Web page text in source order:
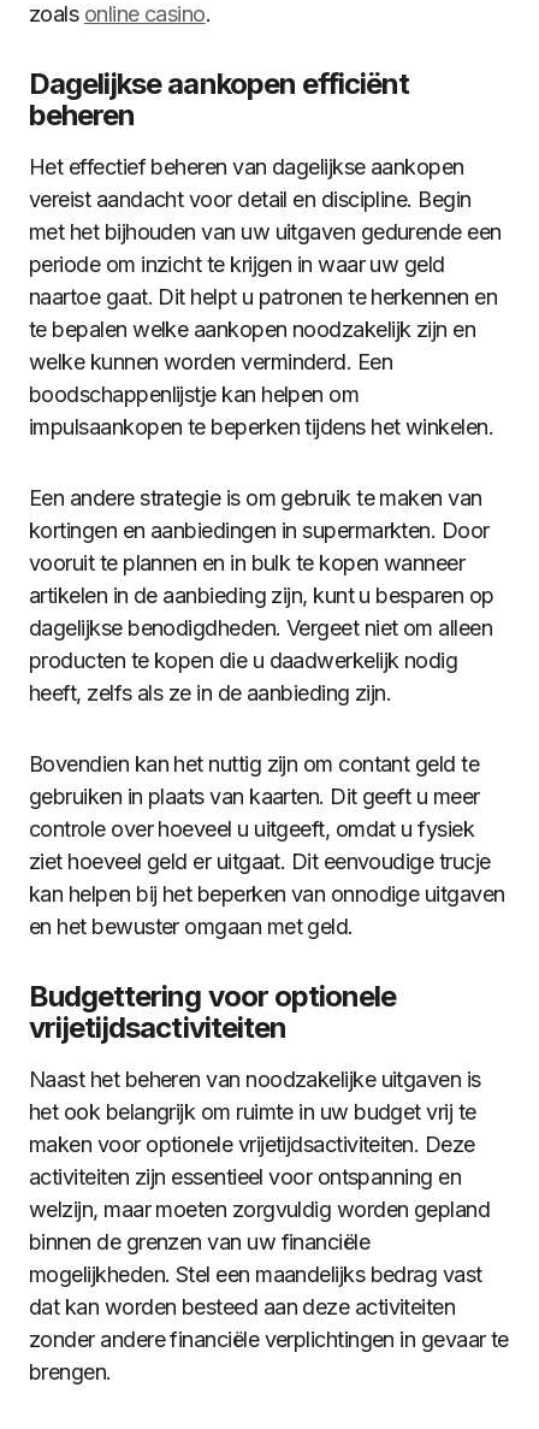
zoals online casino.
Dagelijkse aankopen efficiënt
beheren
Het effectief beheren van dagelijkse aankopen
vereist aandacht voor detail en discipline. Begin
met het bijhouden van uw uitgaven gedurende een
periode om inzicht te krijgen in waar uw geld
naartoe gaat. Dit helpt u patronen te herkennen en
te bepalen welke aankopen noodzakelijk zijn en
welke kunnen worden verminderd. Een
boodschappenlijstje kan helpen om
impulsaankopen te beperken tijdens het winkelen.
Een andere strategie is om gebruik te maken van
kortingen en aanbiedingen in supermarkten. Door
vooruit te plannen en in bulk te kopen wanneer
artikelen in de aanbieding zijn, kunt u besparen op
dagelijkse benodigdheden. Vergeet niet om alleen
producten te kopen die u daadwerkelijk nodig
heeft, zelfs als ze in de aanbieding zijn.
Bovendien kan het nuttig zijn om contant geld te
gebruiken in plaats van kaarten. Dit geeft u meer
controle over hoeveel u uitgeeft, omdat u fysiek
ziet hoeveel geld er uitgaat. Dit eenvoudige trucje
kan helpen bij het beperken van onnodige uitgaven
en het bewuster omgaan met geld.
Budgettering voor optionele
vrijetijdsactiviteiten
Naast het beheren van noodzakelijke uitgaven is
het ook belangrijk om ruimte in uw budget vrij te
maken voor optionele vrijetijdsactiviteiten. Deze
activiteiten zijn essentieel voor ontspanning en
welzijn, maar moeten zorgvuldig worden gepland
binnen de grenzen van uw financiële
mogelijkheden. Stel een maandelijks bedrag vast
dat kan worden besteed aan deze activiteiten
zonder andere financiële verplichtingen in gevaar te
brengen.